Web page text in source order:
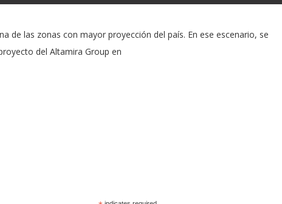
de las zonas con mayor proyección del país. En ese escenario, se
del Altamira Group en